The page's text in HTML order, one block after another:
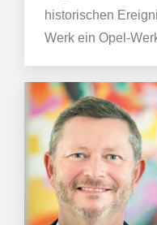
historischen
Werk ein Opel-